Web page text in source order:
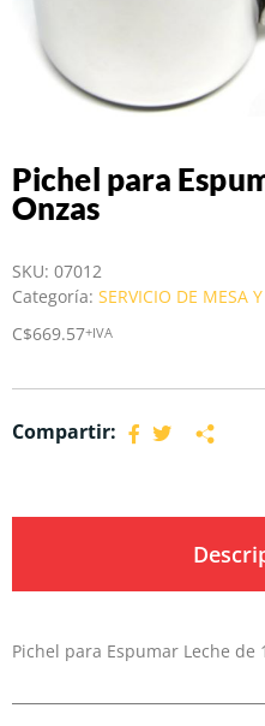
Pichel para
Onzas
SKU: 07012
Categoría: SERVICIO DE MESA
C$669.57+IVA
Compartir:
Pichel para Espumar Leche de